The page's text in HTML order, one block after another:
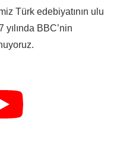
Türk edebiyatının ulu
yılında BBC’nin